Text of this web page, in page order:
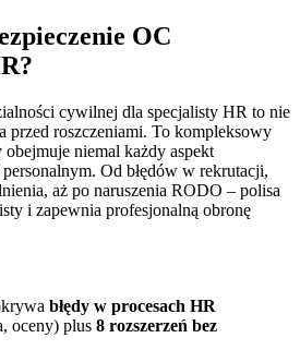
OC
cywilnej dla specjalisty HR to nie
przed roszczeniami. To kompleksowy
niemal każdy aspekt
Od błędów w rekrutacji,
aż po naruszenia RODO – polisa
i zapewnia profesjonalną obronę
błędy w procesach HR
oceny) plus 8 rozszerzeń bez